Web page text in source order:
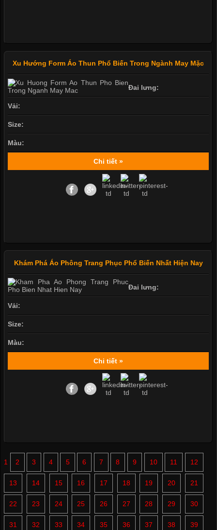
Xu Hướng Form Áo Thun Phổ Biến Trong Ngành May Mặc
Đai lưng:
Vải:
Size:
Màu:
Chi tiết »
Khám Phá Áo Phông Trang Phục Phổ Biến Nhất Hiện Nay
Đai lưng:
Vải:
Size:
Màu:
Chi tiết »
1 2 3 4 5 6 7 8 9 10 11 12
13 14 15 16 17 18 19 20 21
22 23 24 25 26 27 28 29 30
31 32 33 34 35 36 37 38 39